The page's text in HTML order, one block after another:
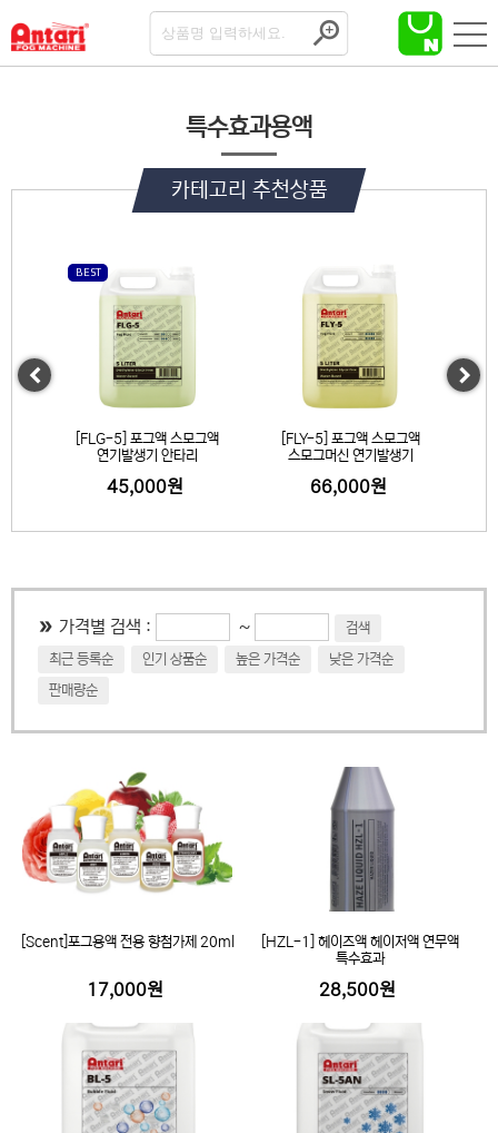
특수효과용액
카테고리 추천상품
Previous
BEST
[FLG-5] 포그액 스모그액
연기발생기 안타리
45,000원
[FLY-5] 포그액 스모그액
스모그머신 연기발생기
66,000원
Next
가격별 검색 : ~
검색
최근 등록순
인기 상품순 높은 가격순
낮은 가격순
판매량순
[Scent]포그용액 전용 향첨가제 20ml
17,000원
[HZL-1] 헤이즈액 헤이저액 연무액
특수효과
28,500원